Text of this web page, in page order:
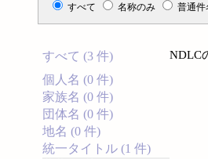
すべて 名称のみ 普通件
すべて (3 件)
個人名 (0 件)
家族名 (0 件)
団体名 (0 件)
地名 (0 件)
統一タイトル (1 件)
NDLC